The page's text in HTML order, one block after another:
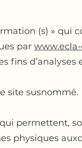
(s) » qui
par
fins d’analyses
site susnommé.
permettent,
physiques